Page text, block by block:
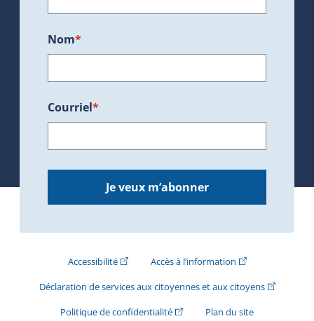
Nom*
Courriel*
Je veux m’abonner
Accessibilité(Cet hyperlien externe s'ouvrira dans une
Accès à l’information(Cet hyperlien
Déclaration de services aux citoyennes et aux citoyens(Cet
Politique de confidentialité(Cet hyperlien externe s'ouvrira
Plan du site